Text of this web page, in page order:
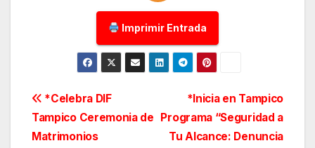
Imprimir Entrada
Navegación
de
*Inicia en Tampico
Programa “Seguridad a
Tu Alcance: Denuncia
*Celebra DIF
Tampico Ceremonia de
Matrimonios